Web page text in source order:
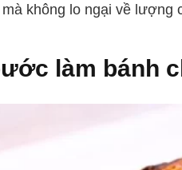
không lo ngại về lượng
làm bánh